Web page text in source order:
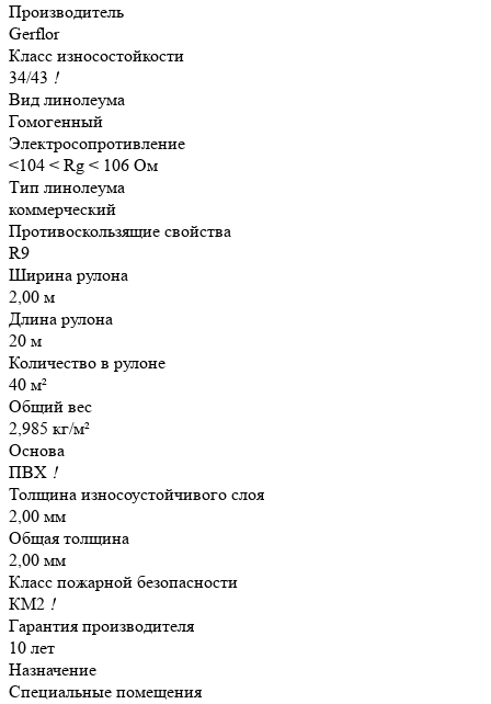
Производитель
Gerflor
Класс износостойкости
34/43 !
Вид линолеума
Гомогенный
Электросопротивление
<104 < Rg < 106 Ом
Тип линолеума
коммерческий
Противоскользящие свойства
R9
Ширина рулона
2,00 м
Длина рулона
20 м
Количество в рулоне
40 м²
Общий вес
2,985 кг/м²
Основа
ПВХ !
Толщина износоустойчивого слоя
2,00 мм
Общая толщина
2,00 мм
Класс пожарной безопасности
КМ2 !
Гарантия производителя
10 лет
Назначение
Специальные помещения